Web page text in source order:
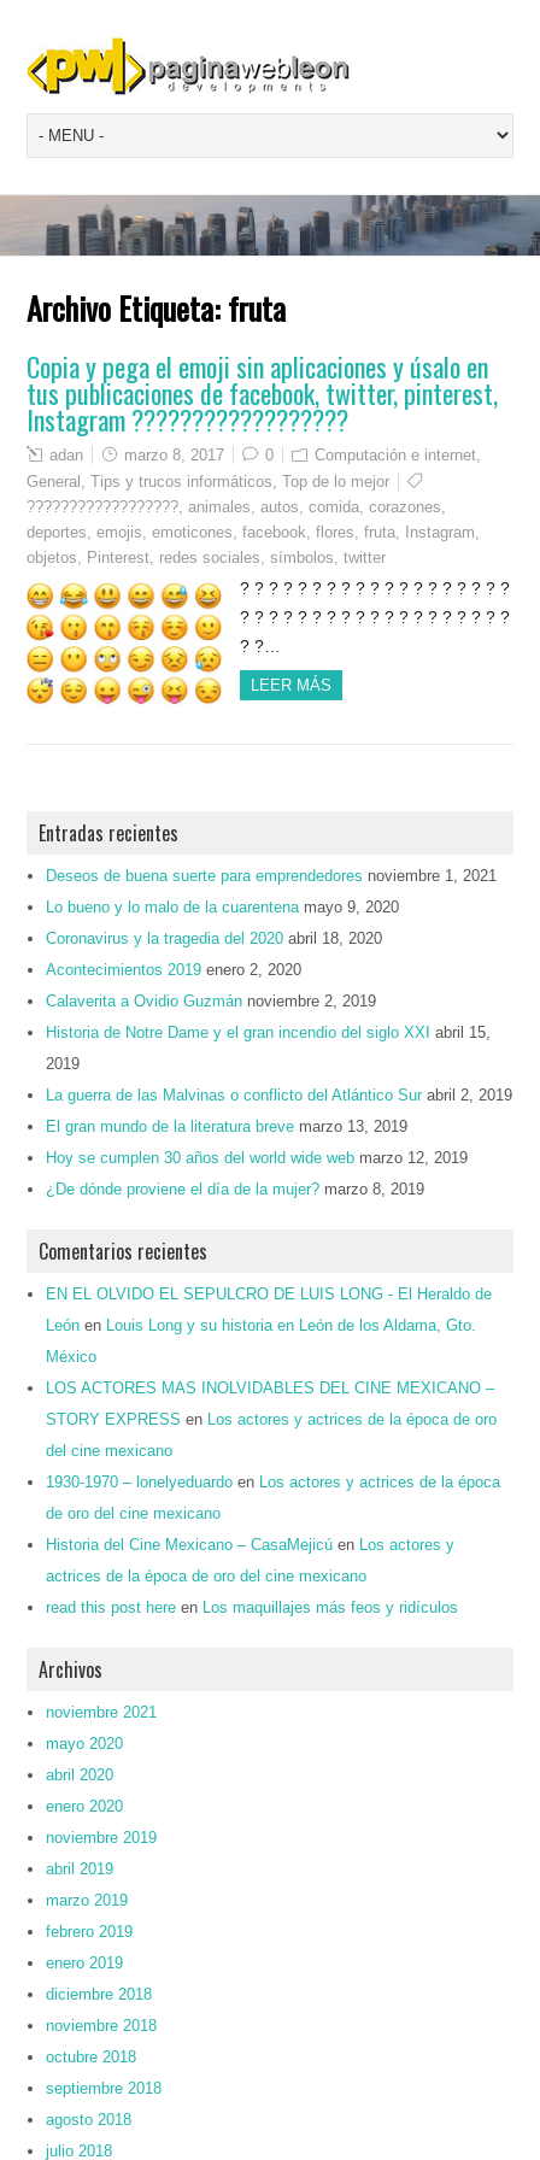
Archivo Etiqueta:fruta
Copia y pega el emoji sin aplicaciones y úsalo en
tus publicaciones de facebook, twitter, pinterest,
Instagram ??????????????????
adan marzo 8, 2017 0 Computación e internet
General
,Tips y trucos informáticos ,Top de lo mejor
?????????????????? ,animales ,autos ,comida ,corazones
deportes ,emojis ,emoticones ,facebook ,flores ,fruta Instagram
objetos
Pinterest redes sociales ,símbolos ,twitter
? ? ? ? ? ? ? ? ? ? ? ? ? ? ? ? ? ? ?
? ? ? ? ? ? ? ? ? ? ? ? ? ? ? ? ? ? ?
? ?…
LEER MÁS
Entradas recientes
Deseos de buena suerte para emprendedores noviembre 1, 2021
Lo bueno y lo malo de la cuarentena mayo 9, 2020
Coronavirus y la tragedia del 2020 abril 18, 2020
Acontecimientos 2019 enero 2, 2020
Calaverita a Ovidio Guzmán noviembre 2, 2019
Historia de Notre Dame y el gran incendio del siglo XXI abril 15,
2019
La guerra de las Malvinas o conflicto del Atlántico Sur abril 2, 2019
El gran mundo de la literatura breve marzo 13, 2019
Hoy se cumplen 30 años del world wide web marzo 12, 2019
¿De dónde proviene el día de la mujer? marzo 8, 2019
Comentarios recientes
EN EL OLVIDO EL SEPULCRO DE LUIS LONG - El Heraldo de
León en Louis Long y su historia en León de los Aldama, Gto.
México
LOS ACTORES MAS INOLVIDABLES DEL CINE MEXICANO –
STORY EXPRESS en Los actores y actrices de la época de oro
del cine mexicano
1930-1970 – lonelyeduardo en Los actores y actrices de la época
de oro del cine mexicano
Historia del Cine Mexicano – CasaMejicú en Los actores y
actrices de la época de oro del cine mexicano
read this post here en Los maquillajes más feos y ridículos
Archivos
noviembre 2021
mayo 2020
abril 2020
enero 2020
noviembre 2019
abril 2019
marzo 2019
febrero 2019
enero 2019
diciembre 2018
noviembre 2018
octubre 2018
septiembre 2018
agosto 2018
julio 2018